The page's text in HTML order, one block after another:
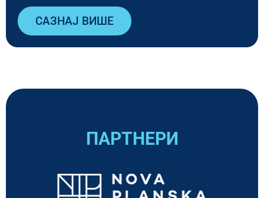
САЗНАЈ ВИШЕ
ПАРТНЕРИ